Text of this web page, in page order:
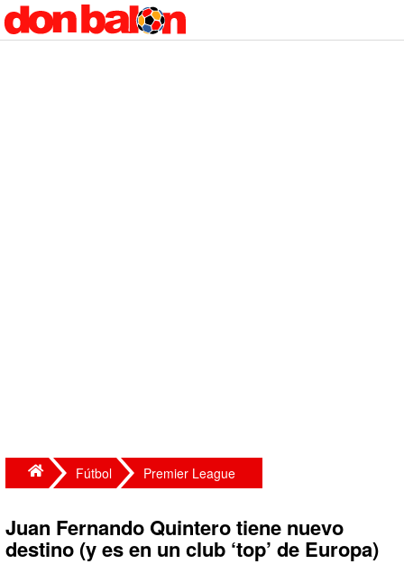
Fútbol Premier League
Juan Fernando Quintero tiene nuevo
destino (y es en un club ‘top’ de Europa)